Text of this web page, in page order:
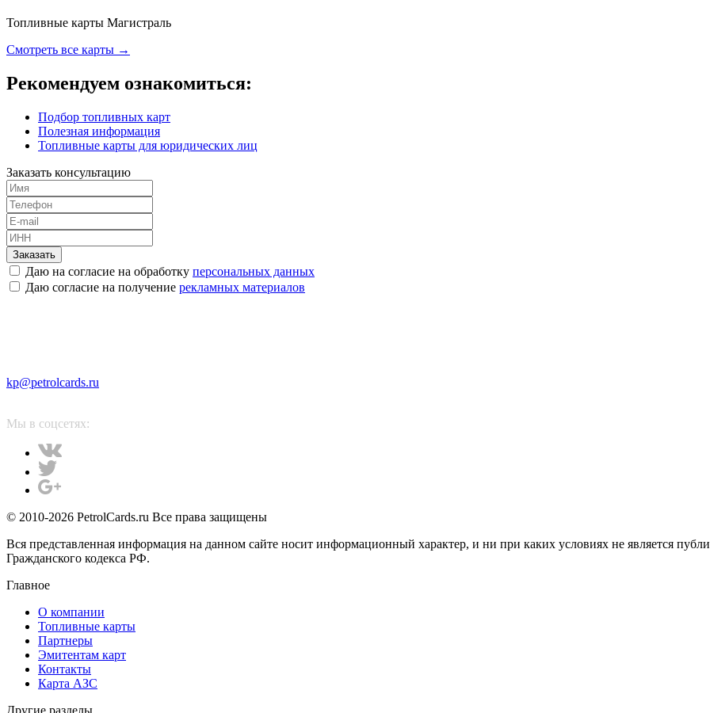
Топливные карты Магистраль
Смотреть все карты →
Рекомендуем ознакомиться:
Подбор топливных карт
Полезная информация
Топливные карты для юридических лиц
Заказать консультацию
Заказать
Даю на согласие на обработку персональных данных
Даю согласие на получение рекламных материалов
kp@petrolcards.ru
Мы в соцсетях:
© 2010-2026 PetrolCards.ru Все права защищены
Вся представленная информация на данном сайте носит информационный характер, и ни при каких условиях не является
Гражданского кодекса РФ.
Главное
О компании
Топливные карты
Партнеры
Эмитентам карт
Контакты
Карта АЗС
Другие разделы